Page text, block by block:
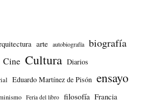
arte autobiografía biografía
Cine Cultura Diarios
Eduardo Martínez de Pisón ensayo
Feria del libro filosofía Francia